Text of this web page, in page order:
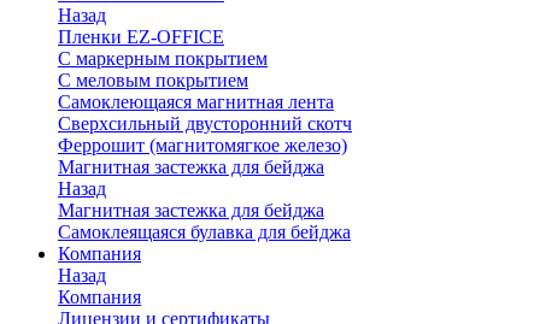
Назад
Пленки EZ-OFFICE
С маркерным покрытием
С меловым покрытием
Самоклеющаяся магнитная лента
Сверхсильный двусторонний скотч
Феррошит (магнитомягкое железо)
Магнитная застежка для бейджа
Назад
Магнитная застежка для бейджа
Самоклеящаяся булавка для бейджа
Компания
Назад
Компания
Лицензии и сертификаты